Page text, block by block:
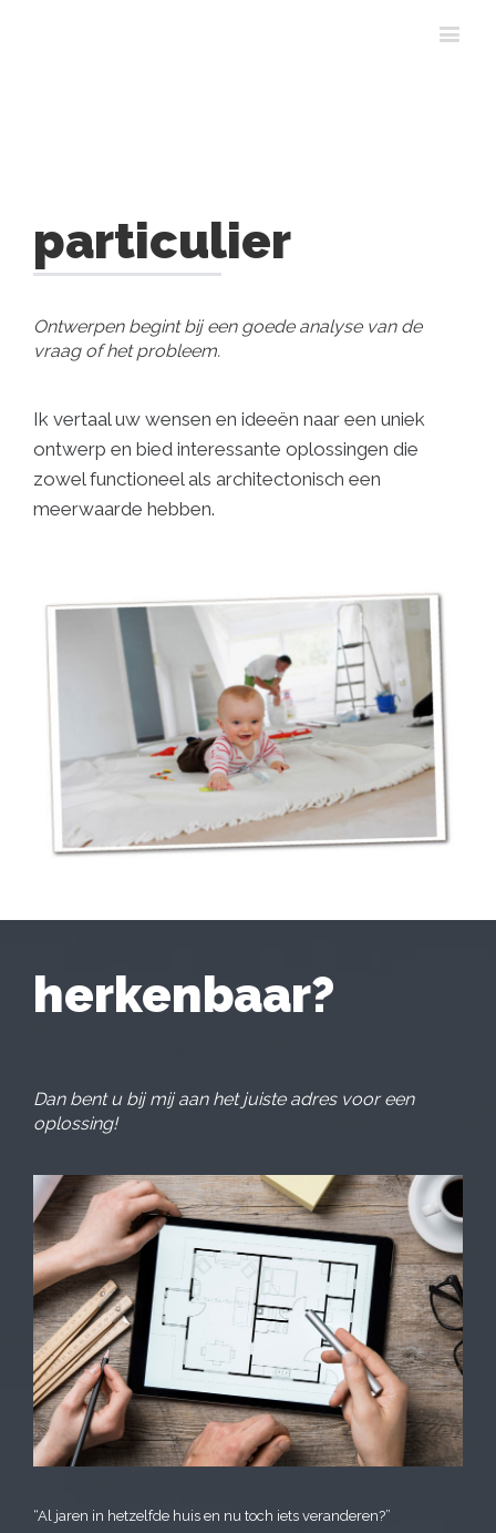
particulier
Ontwerpen begint bij een goede analyse van de
vraag of het probleem.
Ik vertaal uw wensen en ideeën naar een uniek
ontwerp en bied interessante oplossingen die
zowel functioneel als architectonisch een
meerwaarde hebben.
herkenbaar?
Dan bent u bij mij aan het juiste adres voor een
oplossing!
“Al jaren in hetzelfde huis en nu toch iets veranderen?”